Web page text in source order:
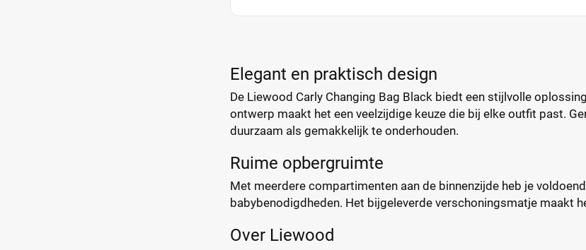
Elegant en praktisch design
De Liewood Carly Changing Bag Black biedt een stijlvolle
ontwerp maakt het een veelzijdige keuze die bij elke outfit past.
duurzaam als gemakkelijk te onderhouden.
Ruime opbergruimte
Met meerdere compartimenten aan de binnenzijde heb je
babybenodigdheden. Het bijgeleverde verschoningsmatje maakt
Over Liewood